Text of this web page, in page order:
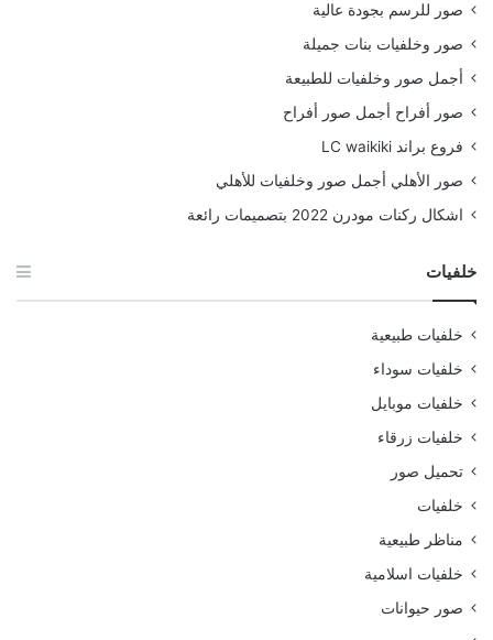
صور للرسم بجودة عالية
صور وخلفيات بنات جميلة
أجمل صور وخلفيات للطبيعة
صور أفراح أجمل صور أفراح
فروع براند LC waikiki
صور الأهلي أجمل صور وخلفيات للأهلي
اشكال ركنات مودرن 2022 بتصميمات رائعة
خلفيات
خلفيات طبيعية
خلفيات سوداء
خلفيات موبايل
خلفيات زرقاء
تحميل صور
خلفيات
مناظر طبيعية
خلفيات اسلامية
صور حيوانات